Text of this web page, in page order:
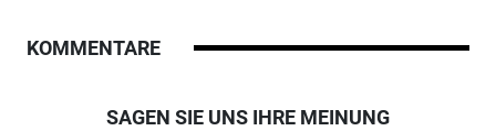
KOMMENTARE
SAGEN SIE UNS IHRE MEINUNG